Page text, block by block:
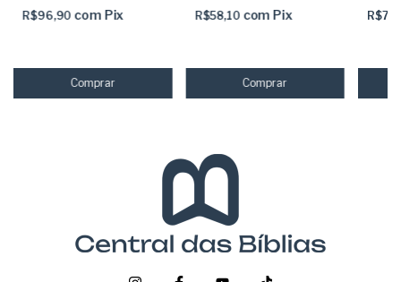
R$96,90 com Pix R$58,10 com Pix